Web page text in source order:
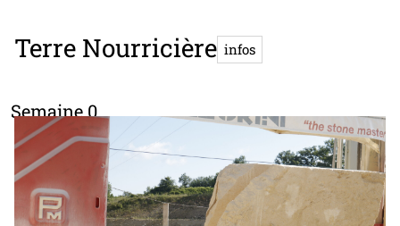
Terre Nourricière infos
Semaine 0